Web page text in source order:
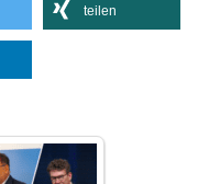
teilen